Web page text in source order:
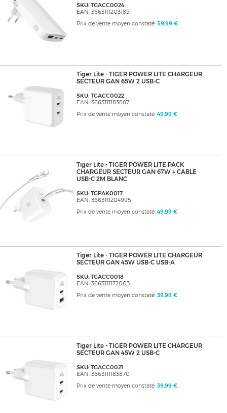
SKU: TGACC0024
EAN: 3663111203189
Prix de vente moyen constaté: 59,99 €
Tiger Lite - TIGER POWER LITE CHARGEUR
SECTEUR GAN 65W 2 USB-C
SKU: TGACC0022
EAN: 3663111183887
Prix de vente moyen constaté: 49,99 €
Tiger Lite - TIGER POWER LITE PACK
CHARGEUR SECTEUR GAN 67W + CABLE
USB-C 2M BLANC
SKU: TGPAK0017
EAN: 3663111204995
Prix de vente moyen constaté: 49,99 €
Tiger Lite - TIGER POWER LITE CHARGEUR
SECTEUR GAN 45W USB-C USB-A
SKU: TGACC0018
EAN: 3663111172003
Prix de vente moyen constaté: 39,99 €
Tiger Lite - TIGER POWER LITE CHARGEUR
SECTEUR GAN 45W 2 USB-C
SKU: TGACC0021
EAN: 3663111183870
Prix de vente moyen constaté: 39,99 €